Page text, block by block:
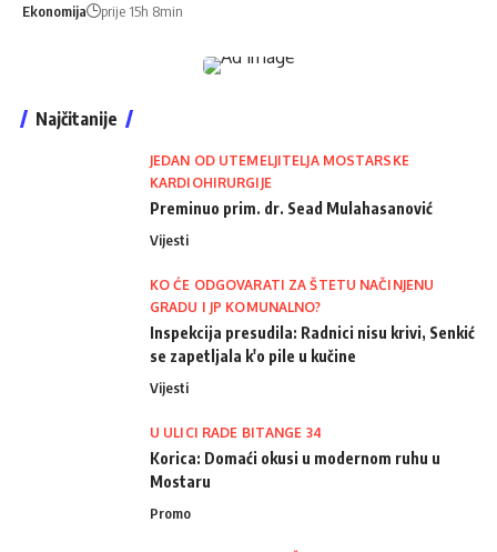
Ekonomija prije 15h 8min
Najčitanije
JEDAN OD UTEMELJITELJA MOSTARSKE
KARDIOHIRURGIJE
Preminuo prim. dr. Sead Mulahasanović
Vijesti
KO ĆE ODGOVARATI ZA ŠTETU NAČINJENU
GRADU I JP KOMUNALNO?
Inspekcija presudila: Radnici nisu krivi, Senkić
se zapetljala k'o pile u kučine
Vijesti
U ULICI RADE BITANGE 34
Korica: Domaći okusi u modernom ruhu u
Mostaru
Promo